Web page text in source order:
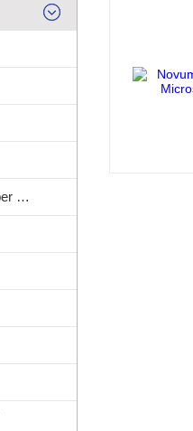
Cadence Science Popper Sons